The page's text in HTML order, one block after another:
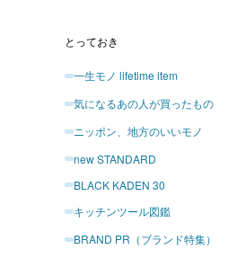
とっておき
一生モノ lifetime item
気になるあの人が買ったもの
ニッポン、地方のいいモノ
new STANDARD
BLACK KADEN 30
キッチンツール図鑑
BRAND PR（ブランド特集）